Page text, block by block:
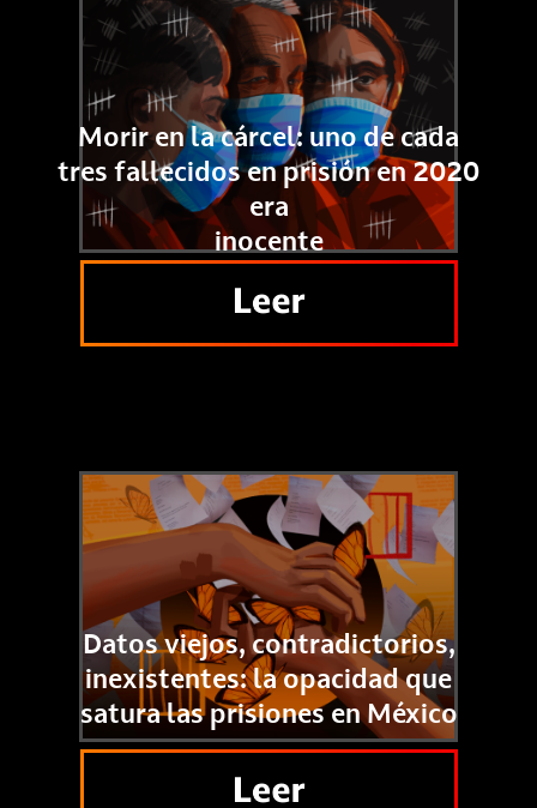
Morir en la cárcel: uno de cada
tres fallecidos en prisión en 2020
era
inocente
Datos viejos, contradictorios,
inexistentes: la opacidad que
satura las prisiones en México